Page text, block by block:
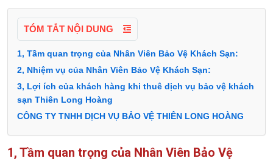
TÓM TẮT NỘI DUNG
1, Tầm quan trọng của Nhân Viên Bảo Vệ Khách Sạn:
2, Nhiệm vụ của Nhân Viên Bảo Vệ Khách Sạn:
3, Lợi ích của khách hàng khi thuê dịch vụ bảo vệ khách
sạn Thiên Long Hoàng
CÔNG TY TNHH DỊCH VỤ BẢO VỆ THIÊN LONG HOÀNG
1, Tầm quan trọng của Nhân Viên Bảo Vệ